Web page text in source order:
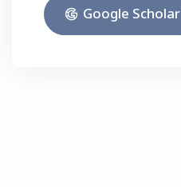
Google Scholar